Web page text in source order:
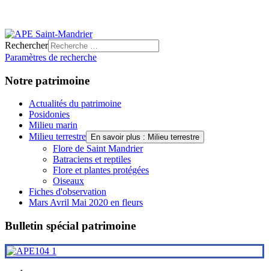
Rechercher
Paramètres de recherche
Notre patrimoine
Actualités du patrimoine
Posidonies
Milieu marin
Milieu terrestre
En savoir plus : Milieu terrestre
Flore de Saint Mandrier
Batraciens et reptiles
Flore et plantes protégées
Oiseaux
Fiches d'observation
Mars Avril Mai 2020 en fleurs
Bulletin spécial patrimoine